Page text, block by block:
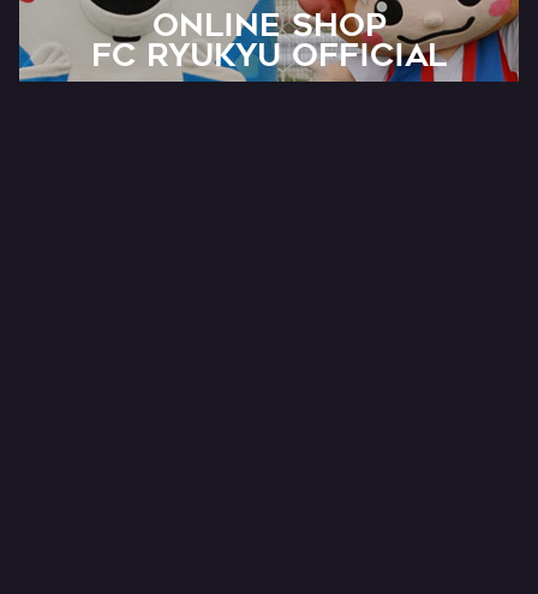
ONLINE SHOP
FC RYUKYU OFFICIAL